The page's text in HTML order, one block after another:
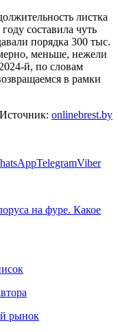
листка
составила чуть
порядка 300 тыс.
меньше, нежели
й, по словам
в рамки
Источник: onlinebrest.by
TelegramViber
на фуре. Какое
рынок